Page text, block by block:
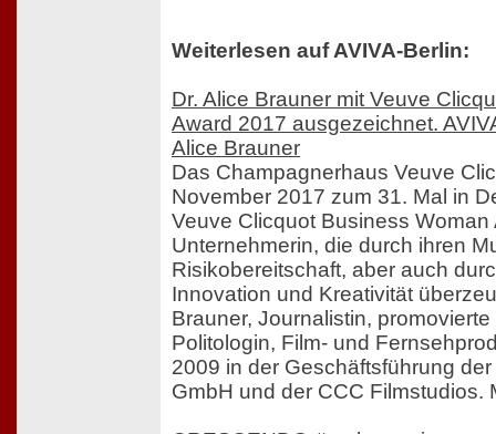
Weiterlesen auf AVIVA-Berlin:
Dr. Alice Brauner mit Veuve
Award 2017 ausgezeichnet.
Alice Brauner
Das Champagnerhaus Veuve
November 2017 zum 31. Mal in
Veuve Clicquot Business Woman
Unternehmerin, die durch ihren
Risikobereitschaft, aber auch
Innovation und Kreativität
Brauner, Journalistin,
Politologin, Film- und
2009 in der Geschäftsführung
GmbH und der CCC Filmstudios.